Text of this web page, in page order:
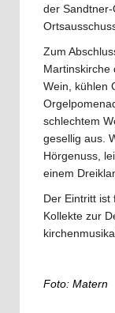
der
Zum
Martinskirche
Wein, kühlen
schlechtem
gesellig aus.
Hörgenuss,
einem
Der Eintritt ist
Kollekte zur
Foto: Matern